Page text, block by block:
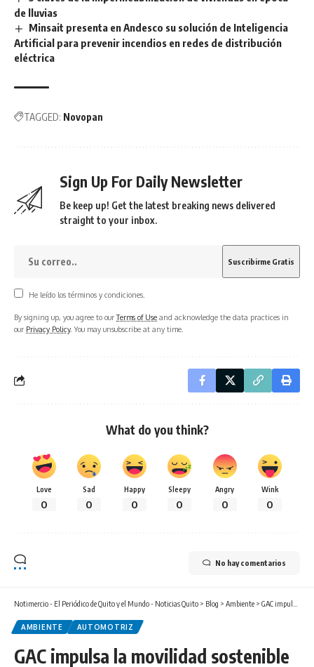
de lluvias
Minsait presenta en Andesco su solución de Inteligencia
Artificial para prevenir incendios en redes de distribución
eléctrica
TAGGED: Novopan
Sign Up For Daily Newsletter
Be keep up! Get the latest breaking news delivered
straight to your inbox.
He leído los términos y condiciones.
By signing up, you agree to ourTerms of Use and acknowledge the data practices in
our Privacy Policy. You may unsubscribe at any time.
What do you think?
Love
0
Sad
0
Happy
0
Sleepy
0
Angry
0
Wink
0
No hay comentarios
Notimercio - El Periódico de Quito y el Mundo - Noticias Quito > Blog > Ambiente > GAC impulsa la movilidad sostenible
AMBIENTE AUTOMOTRIZ
GAC impulsa la movilidad sostenible